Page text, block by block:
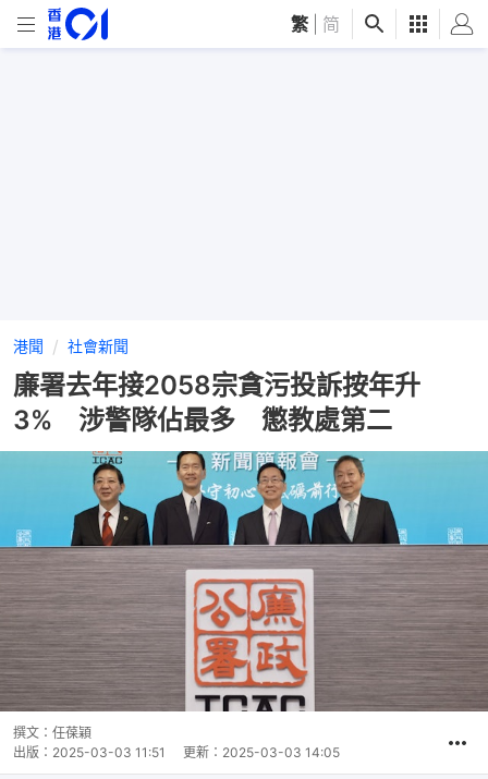
繁 简
港聞 社會新聞
廉署去年接2058宗貪污投訴按年升
3% 涉警隊佔最多 懲教處第二
撰文： 任葆穎
出版： 2025-03-03 11:51 更新： 2025-03-03 14:05